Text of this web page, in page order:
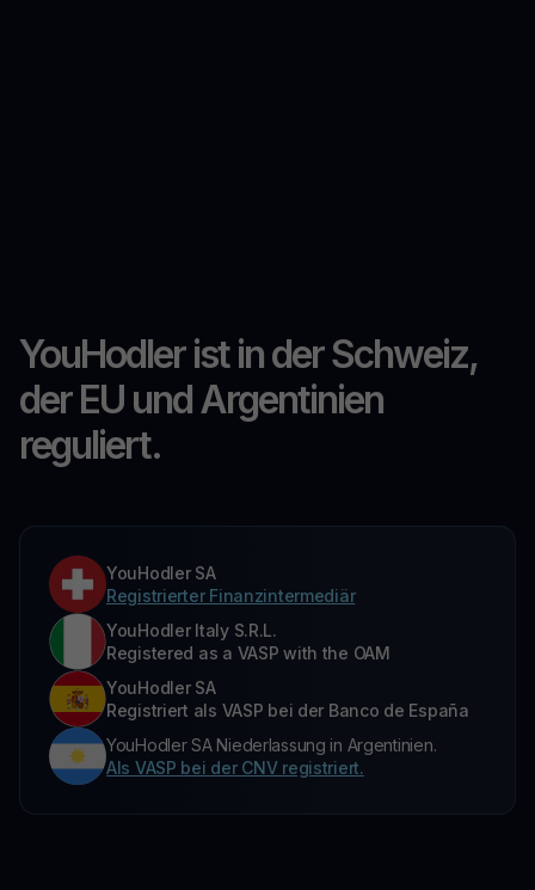
YouHodler ist in der Schweiz,
der EU und Argentinien
reguliert.
YouHodler SA
Registrierter Finanzintermediär
YouHodler Italy S.R.L.
Registered as a VASP with the OAM
YouHodler SA
Registriert als VASP bei der Banco de España
YouHodler SA Niederlassung in Argentinien.
Als VASP bei der CNV registriert.